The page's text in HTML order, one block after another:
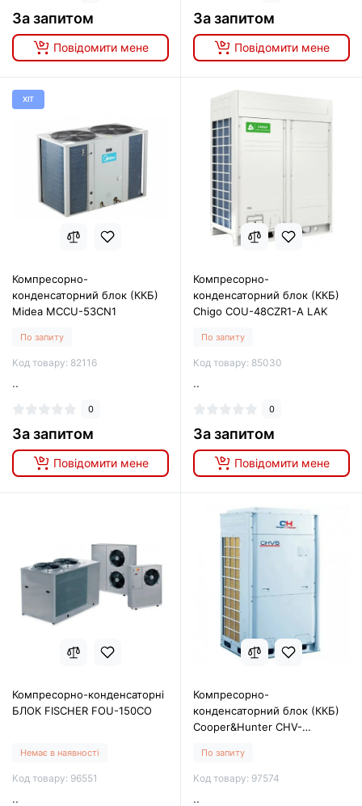
За запитом
Повідомити мене
За запитом
Повідомити мене
ХІТ
Компресорно-
конденсаторний блок (ККБ)
Midea MCCU-53CN1
По запиту
Код товару: 82116
..
0
За запитом
Повідомити мене
Компресорно-
конденсаторний блок (ККБ)
Chigo COU-48CZR1-A LAK
По запиту
Код товару: 85030
..
0
За запитом
Повідомити мене
Компресорно-конденсаторні
БЛОК FISCHER FOU-150CО
Немає в наявності
Код товару: 96551
..
Компресорно-
конденсаторний блок (ККБ)
Cooper&Hunter CHV-
По запиту
Код товару: 97574
..